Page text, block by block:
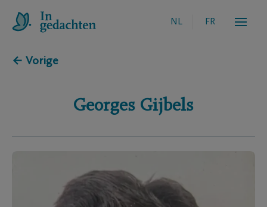
NL FR
← Vorige
Georges Gijbels